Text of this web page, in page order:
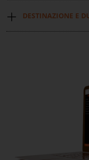
DESTINAZIONE E